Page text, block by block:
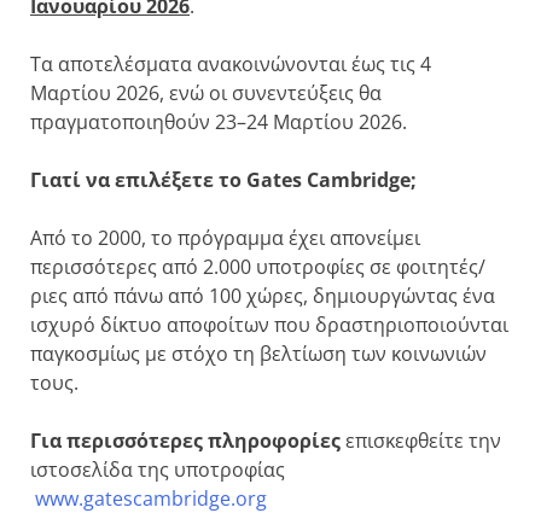
Ιανουαρίου 2026.
Τα αποτελέσματα ανακοινώνονται έως τις 4
Μαρτίου 2026, ενώ οι συνεντεύξεις θα
πραγματοποιηθούν 23–24 Μαρτίου 2026.
Γιατί να επιλέξετε το Gates Cambridge;
Από το 2000, το πρόγραμμα έχει απονείμει
περισσότερες από 2.000 υποτροφίες σε φοιτητές/
ριες από πάνω από 100 χώρες, δημιουργώντας ένα
ισχυρό δίκτυο αποφοίτων που δραστηριοποιούνται
παγκοσμίως με στόχο τη βελτίωση των κοινωνιών
τους.
Για περισσότερες πληροφορίεςεπισκεφθείτε την
ιστοσελίδα της υποτροφίας
www.gatescambridge.org